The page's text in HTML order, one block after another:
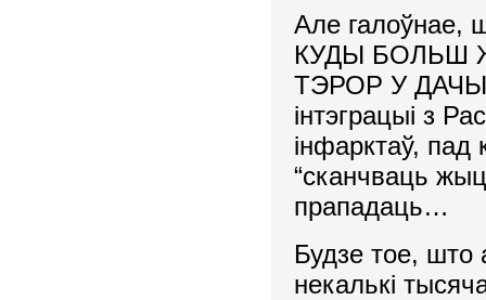
Але
КУДЫ БОЛЬШ
ТЭРОР У
інтэграцыі з
інфарктаў,
“сканчваць
прападаць…
Будзе тое,
некалькі